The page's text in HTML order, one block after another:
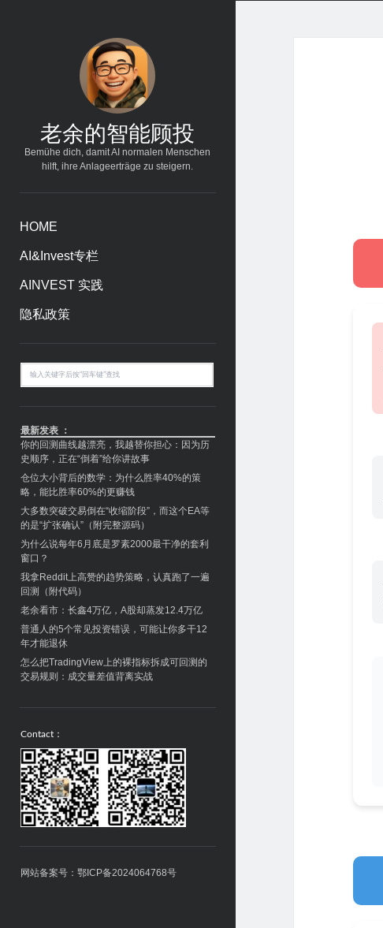
老余的智能顾投
Bemühe dich, damit AI normalen Menschen
hilft, ihre Anlageerträge zu steigern.
HOME
AI&Invest专栏
AINVEST 实践
隐私政策
Sidebar
索
最新发表 ：
你的回测曲线越漂亮，我越替你担心：因为历
史顺序，正在“倒着”给你讲故事
仓位大小背后的数学：为什么胜率40%的策
略，能比胜率60%的更赚钱
大多数突破交易倒在“收缩阶段”，而这个EA等
的是“扩张确认”（附完整源码）
为什么说每年6月底是罗素2000最干净的套利
窗口？
我拿Reddit上高赞的趋势策略，认真跑了一遍
回测（附代码）
老余看市：长鑫4万亿，A股却蒸发12.4万亿
普通人的5个常见投资错误，可能让你多干12
年才能退休
怎么把TradingView上的裸指标拆成可回测的
交易规则：成交量差值背离实战
Contact：
网站备案号：鄂ICP备2024064768号